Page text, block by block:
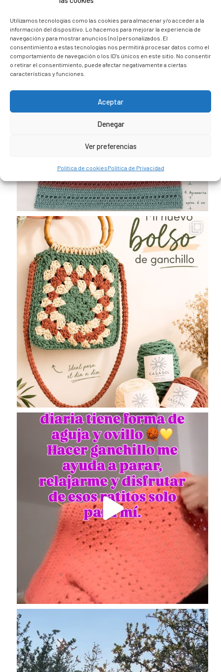
Utilizamos tecnologías como las cookies para almacenar y/o acceder a la
información del dispositivo. Lo hacemos para mejorar la experiencia de
navegación y para mostrar anuncios (no) personalizados. El
consentimiento a estas tecnologías nos permitirá procesar datos como el
comportamiento de navegación o los ID's únicos en este sitio. No consentir
o retirar el consentimiento, puede afectar negativamente a ciertas
características y funciones.
Aceptar
Denegar
Ver preferencias
Política de cookiesPolítica de Privacidad
@caravana_go Mi blog de viajes